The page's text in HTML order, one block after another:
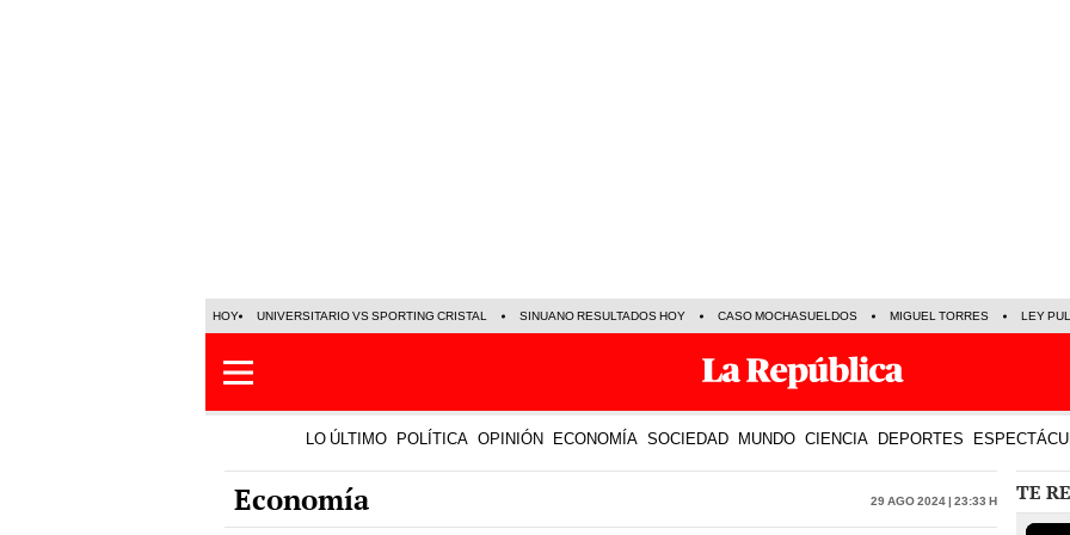
HOY UNIVERSITARIO VS SPORTING CRISTAL SINUANO RESULTADOS HOY CASO MOCHASUELDOS MIGUEL TORRES LEY
LO ÚLTIMO POLÍTICA OPINIÓN ECONOMÍA SOCIEDAD MUNDO CIENCIA DEPORTES
Economía 29 Ago 2024 | 23:33 h TE